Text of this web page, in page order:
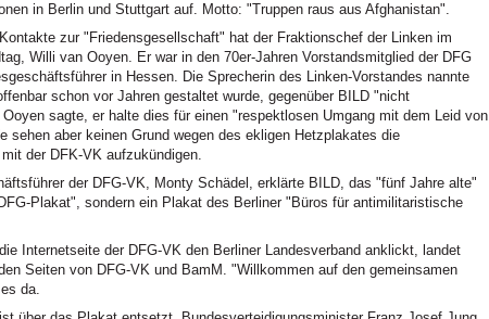
in Berlin und Stuttgart auf. Motto: "Truppen raus aus Afghanistan".
zur "Friedensgesellschaft" hat der Fraktionschef der Linken im
Willi van Ooyen. Er war in den 70er-Jahren Vorstandsmitglied der DFG
in Hessen. Die Sprecherin des Linken-Vorstandes nannte
schon vor Jahren gestaltet wurde, gegenüber BILD "nicht
sagte, er halte dies für einen "respektlosen Umgang mit dem Leid von
sehen aber keinen Grund wegen des ekligen Hetzplakates die
der DFK-VK aufzukündigen.
der DFG-VK, Monty Schädel, erklärte BILD, das "fünf Jahre alte"
Plakat", sondern ein Plakat des Berliner "Büros für antimilitaristische
Internetseite der DFG-VK den Berliner Landesverband anklickt, landet
Seiten von DFG-VK und BamM. "Willkommen auf den gemeinsamen
da.